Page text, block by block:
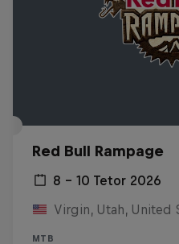
Red Bull Rampage
8 – 10 Tetor 2026
Virgin, Utah, United
MTB